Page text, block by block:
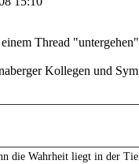
Thread
Kollegen und
die Wahrheit liegt in der